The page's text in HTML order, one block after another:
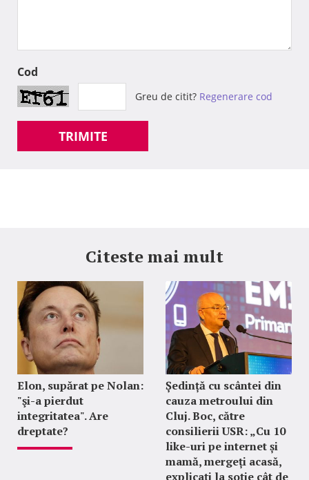
Cod
Greu de citit? Regenerare cod
TRIMITE
Citeste mai mult
Elon, supărat pe Nolan:
"şi-a pierdut
integritatea". Are
dreptate?
Ședință cu scântei din
cauza metroului din
Cluj. Boc, către
consilierii USR: „Cu 10
like-uri pe internet și
mamă, mergeți acasă,
explicați la soție cât de